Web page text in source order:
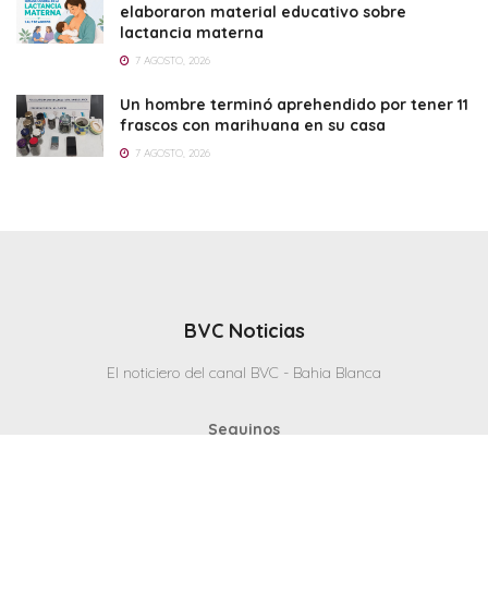
elaboraron material educativo sobre
lactancia materna
7 AGOSTO, 2026
Un hombre terminó aprehendido por tener 11
frascos con marihuana en su casa
7 AGOSTO, 2026
BVC Noticias
El noticiero del canal BVC - Bahia Blanca
Seguinos